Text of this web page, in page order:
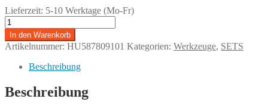
Lieferzeit: 5-10 Werktage (Mo-Fr)
Kombilehre
.325
1,5
X-
Menge
In den Warenkorb
Artikelnummer: HU587809101 Kategorien: Werkzeuge, SETS
Beschreibung
Beschreibung